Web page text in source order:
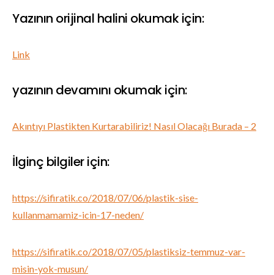
Yazının orijinal halini okumak için:
Link
yazının devamını okumak için:
Akıntıyı Plastikten Kurtarabiliriz! Nasıl Olacağı Burada – 2
İlginç bilgiler için:
https://sifiratik.co/2018/07/06/plastik-sise-
kullanmamamiz-icin-17-neden/
https://sifiratik.co/2018/07/05/plastiksiz-temmuz-var-
misin-yok-musun/